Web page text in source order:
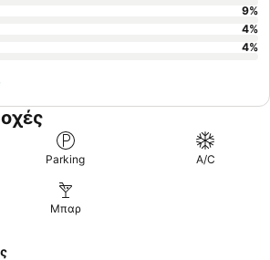
9%
4%
4%
Parking A/C
Μπαρ